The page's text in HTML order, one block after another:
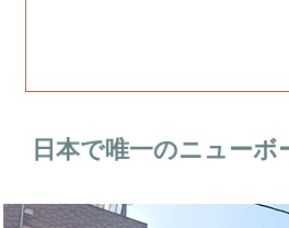
日本で唯一のニュー